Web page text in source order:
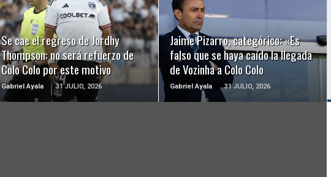
Se cae el regreso de Jordhy
Thompson: no será refuerzo de
Colo Colo por este motivo
Gabriel Ayala 31 JULIO, 2026
LEER MÁS
Jaime Pizarro, categórico: «Es
falso que se haya caído la llegada
de Vozinha a Colo Colo
Gabriel Ayala 31 JULIO, 2026
LEER MÁS